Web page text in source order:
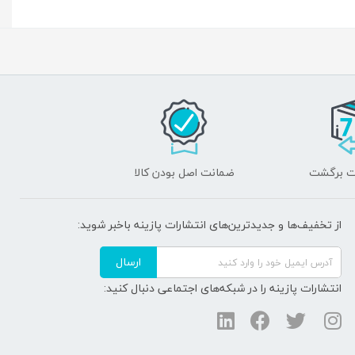
یک از
در این ساختمان مقادیر فراوانی اشیای طلایی، نقره‌ای، سربی و انواع زیادی مهرها به همراه 11 جسد سوخته مچاله
شده است. آنچه
دارایی آنها
ضمانت اصل بودن کالا
از تخفیف‌ها و جدیدترین‌های انتشارات پازینه باخبر شوید:
ارسال
انتشارات پازینه را در شبکه‌های اجتماعی دنبال کنید: